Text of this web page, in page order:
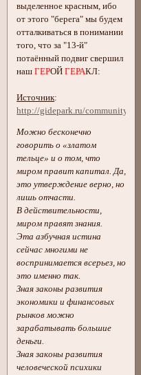
выделенное красным, ибо
от этого "берега" мы будем
отталкиваться в понимании
того, что за "13-й"
потаённый подвиг свершил
нашГЕРОЙГЕРАКЛ:
Источник:
http://gidepark.ru/community/
Можно бесконечно
говорить о «златом
тельце» и о том, что
миром правит капитал. Да,
это утверждение верно, но
лишь отчасти.
В действительности,
миром правят знания.
Эта азбучная истина
сейчас многими не
воспринимается всерьез, но
это именно так.
Зная законы развития
экономики и финансовых
рынков можно
зарабатывать большие
деньги.
Зная законы развития
человеческой психики